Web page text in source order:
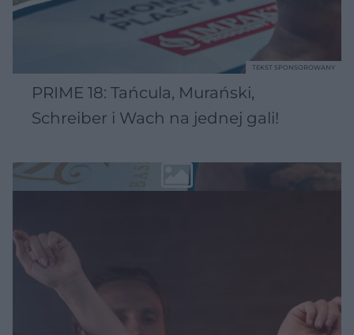
PRIME 18: Tańcula, Murański,
Schreiber i Wach na jednej gali!
TEKST SPONSOROWANY